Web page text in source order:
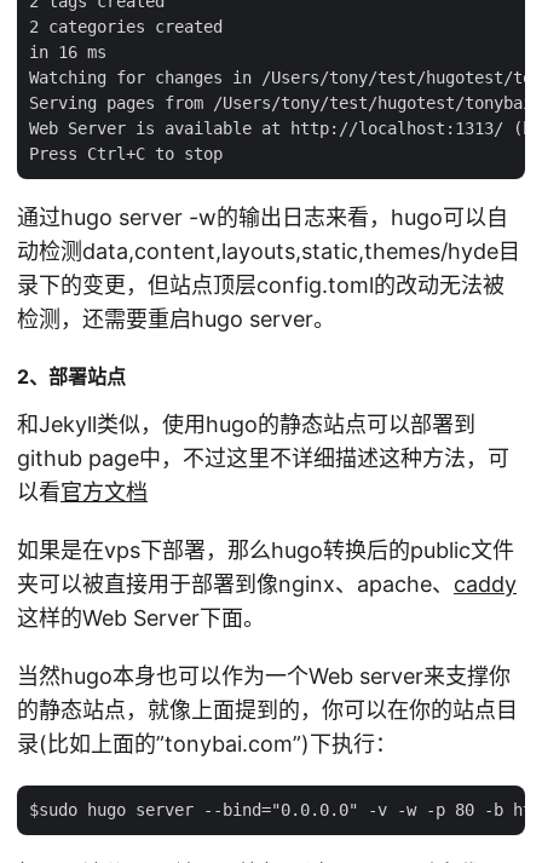
2 categories created
in 16 ms
Watching for changes in /Users/tony/test/hugotest/
Serving pages from /Users/tony/test/hugotest/
Web Server is available at http://localhost:1313/
通过hugo server -w的输出日志来看，hugo可以自
动检测data,content,layouts,static,themes/hyde目
录下的变更，但站点顶层config.toml的改动无法被
检测，还需要重启hugo server。
2、部署站点
和Jekyll类似，使用hugo的静态站点可以部署到
github page中，不过这里不详细描述这种方法，可
以看官方文档
如果是在vps下部署，那么hugo转换后的public文件
夹可以被直接用于部署到像nginx、apache、 caddy
这样的Web Server下面。
当然hugo本身也可以作为一个Web server来支撑你
的静态站点，就像上面提到的，你可以在你的站点目
录(比如上面的”tonybai.com”)下执行：